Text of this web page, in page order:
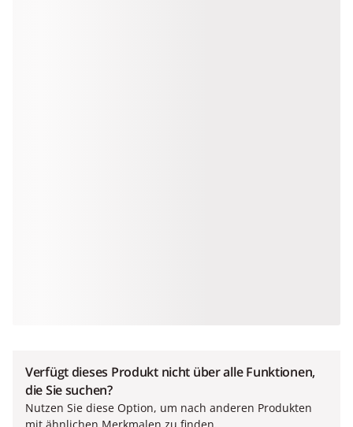
Verfügt dieses Produkt nicht über alle Funktionen,
die Sie suchen?
Nutzen Sie diese Option, um nach anderen Produkten